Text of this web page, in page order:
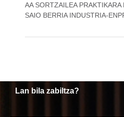
AA SORTZAILEA PRAKTIKARA
SAIO BERRIA INDUSTRIA-
Lan bila zabiltza?